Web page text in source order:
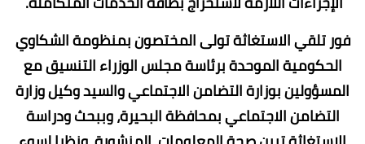
فور تلقي الاستغاثة تولى المختصون بمنظومة الشكاوي
الحكومية الموحدة برئاسة مجلس الوزراء التنسيق مع
المسؤولين بوزارة التضامن الاجتماعي والسيد وكيل وزارة
التضامن الاجتماعي بمحافظة البحيرة، وببحث ودراسة